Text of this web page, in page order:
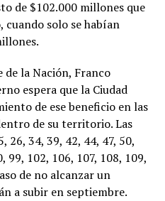
de $102.000 millones que
solo se habían
la Nación, Franco
espera que la Ciudad
de ese beneficio en las
de su territorio. Las
26, 34, 39, 42, 44, 47, 50,
99, 102, 106, 107, 108, 109,
de no alcanzar un
a subir en septiembre.